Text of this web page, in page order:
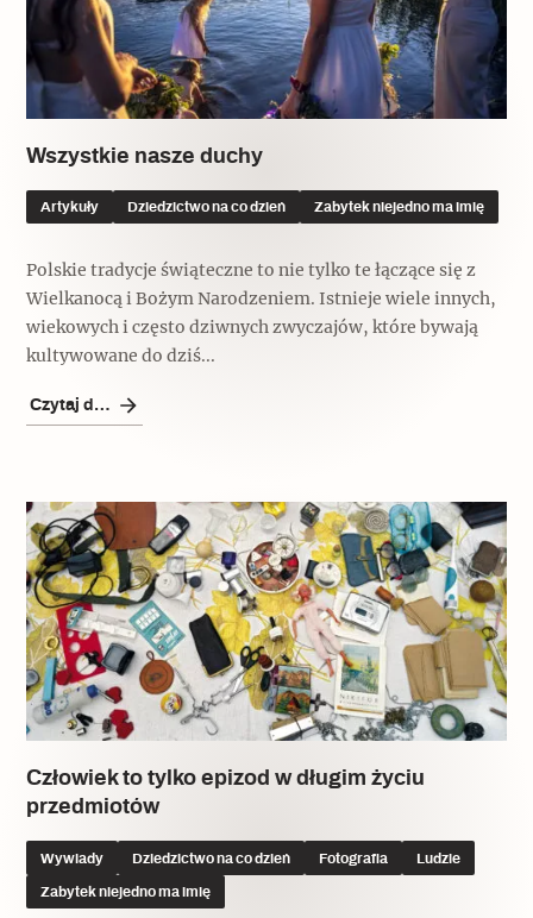
Wszystkie nasze duchy
Artykuły Dziedzictwo na co dzień Zabytek niejedno ma imię
Polskie tradycje świąteczne to nie tylko te łączące się z
Wielkanocą i Bożym Narodzeniem. Istnieje wiele innych,
wiekowych i często dziwnych zwyczajów, które bywają
kultywowane do dziś...
Czytaj dalej
Człowiek to tylko epizod w długim życiu
przedmiotów
Wywiady Dziedzictwo na co dzień Fotografia Ludzie
Zabytek niejedno ma imię